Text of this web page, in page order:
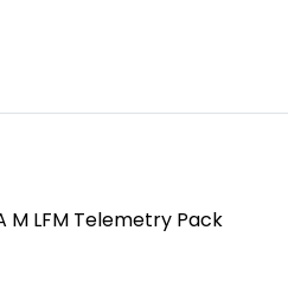
M LFM Telemetry Pack